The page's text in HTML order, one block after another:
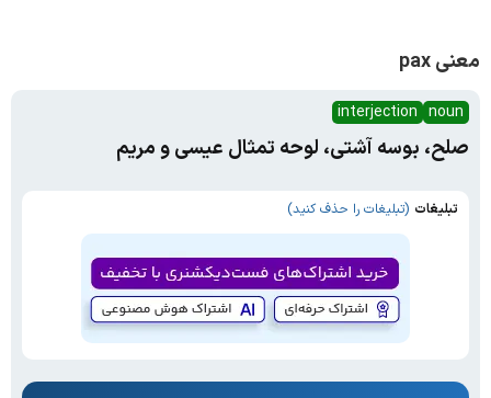
معنی pax
noun
interjection
صلح، بوسه آشتی، لوحه تمثال عیسی و مریم
تبلیغات (تبلیغات را حذف کنید)